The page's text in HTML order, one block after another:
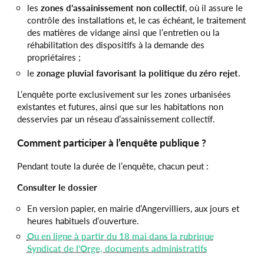
les zones d’assainissement non collectif, où il assure le
contrôle des installations et, le cas échéant, le traitement
des matières de vidange ainsi que l’entretien ou la
réhabilitation des dispositifs à la demande des
propriétaires ;
lezonage pluvial favorisant la politique du zéro rejet.
L’enquête porte exclusivement sur les zones urbanisées
existantes et futures, ainsi que sur les habitations non
desservies par un réseau d’assainissement collectif.
Comment participer à l’enquête publique ?
Pendant toute la durée de l’enquête, chacun peut :
Consulter le dossier
En version papier, en mairie d’Angervilliers, aux jours et
heures habituels d’ouverture.
Ou en ligne à partir du 18 mai dans la rubrique
Syndicat de l’Orge, documents administratifs